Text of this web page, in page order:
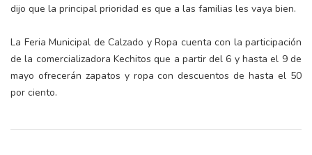
dijo que la principal prioridad es que a las familias les vaya bien.
La Feria Municipal de Calzado y Ropa cuenta con la participación
de la comercializadora Kechitos que a partir del 6 y hasta el 9 de
mayo ofrecerán zapatos y ropa con descuentos de hasta el 50
por ciento.